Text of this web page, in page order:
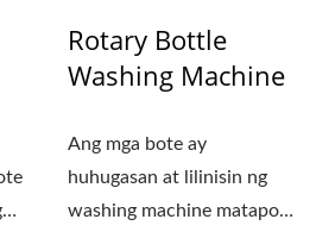
Rotary Bottle
Washing Machine
Ang mga bote ay
huhugasan at lilinisin ng
washing machine matapos